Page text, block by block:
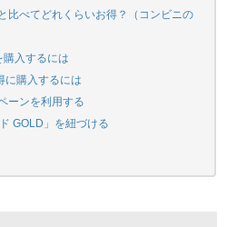
比べてどれくらいお得？（コンビニの
入するには
に購入するには
ーンを利用する
GOLD」を紐づける